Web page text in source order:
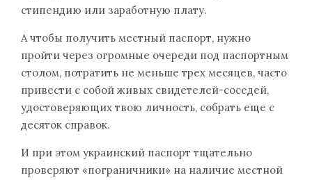
стипендию или заработную плату.
А чтобы получить местный паспорт, нужно
пройти через огромные очереди под паспортным
столом, потратить не меньше трех месяцев, часто
привести с собой живых свидетелей-соседей,
удостоверяющих твою личность, собрать еще с
десяток справок.
И при этом украинский паспорт тщательно
проверяют «пограничники» на наличие местной